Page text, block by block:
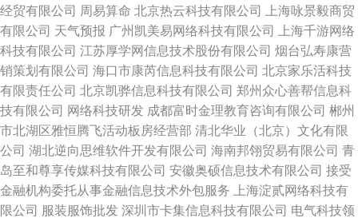
经贸有限公司 周易算命 北京热云科技有限公司
上海咏景毅商贸
有限公司 天气预报 广州凯美易网络科技有限公司
上海千游网络
科技有限公司 江苏厚学网信息技术股份有限公司 烟台弘寿康营
销策划有限公司 海口市康芮信息科技有限公司 北京家乐活科技
有限责任公司 北京凯骅信息科技有限公司 郑州众心善帮信息科
技有限公司 网络科技研发 成都富时金理教育咨询有限公司 郴州
市北湖区雅恒腾飞活动板房经营部 清北华业（北京）文化有限
公司 湖北逆向思维软件开发有限公司 海南邦翎贸易有限公司 青
岛至和尊享传媒科技有限公司 安徽奥硕信息技术有限公司 接受
金融机构委托从事金融信息技术外包服务
上海淀贰网络科技有
限公司 服装服饰批发 深圳市卡集信息科技有限公司 电气科技领